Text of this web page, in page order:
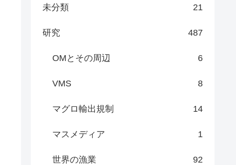
未分類 21
研究 487
OMとその周辺 6
VMS 8
マグロ輸出規制 14
マスメディア 1
世界の漁業 92